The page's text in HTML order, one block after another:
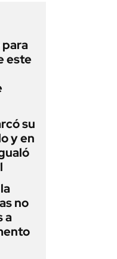
este
su
y en
no
a